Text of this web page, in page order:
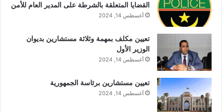
القضايا المتعلقة بالشرطة على المدير العام للأمن
أغسطس 14, 2024
تعيين مكلف بمهمة وثلاثة مستشارين بديوان
الوزير الأول
أغسطس 14, 2024
تعيين مستشارين برئاسة الجمهورية
أغسطس 14, 2024